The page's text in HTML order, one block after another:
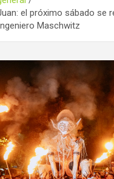
el próximo sábado se
Maschwitz